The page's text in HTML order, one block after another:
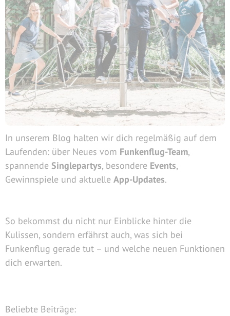
In unserem Blog halten wir dich regelmäßig auf dem
Laufenden: über Neues vom Funkenflug-Team,
spannende Singlepartys, besondere Events,
Gewinnspiele und aktuelle App-Updates.
So bekommst du nicht nur Einblicke hinter die
Kulissen, sondern erfährst auch, was sich bei
Funkenflug gerade tut – und welche neuen Funktionen
dich erwarten.
Beliebte Beiträge: